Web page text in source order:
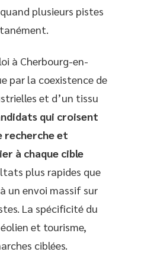
plusieurs pistes
à Cherbourg-en-
par la coexistence de
et d’un tissu
qui croisent
recherche et
à chaque cible
plus rapides que
un envoi massif sur
La spécificité du
et tourisme,
ciblées.